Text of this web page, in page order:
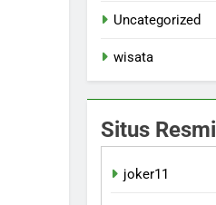
Uncategorized
wisata
Situs Resmi
joker11